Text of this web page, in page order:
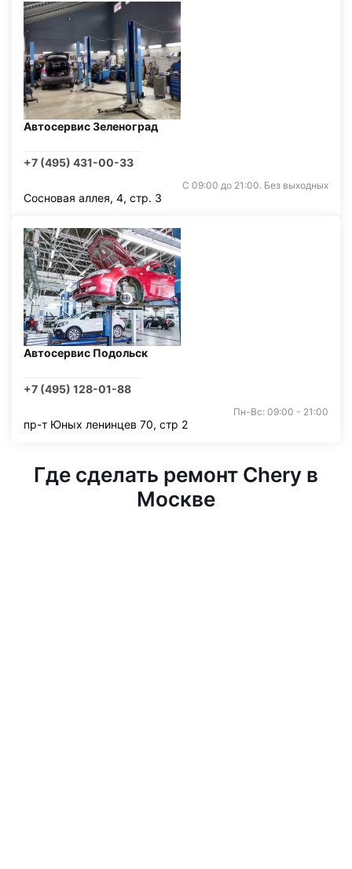
Автосервис Зеленоград
+7 (495) 431-00-33
С 09:00 до 21:00. Без выходных
Сосновая аллея, 4, стр. 3
Автосервис Подольск
+7 (495) 128-01-88
Пн-Вс: 09:00 - 21:00
пр-т Юных ленинцев 70, стр 2
Где сделать ремонт Chery в
Москве